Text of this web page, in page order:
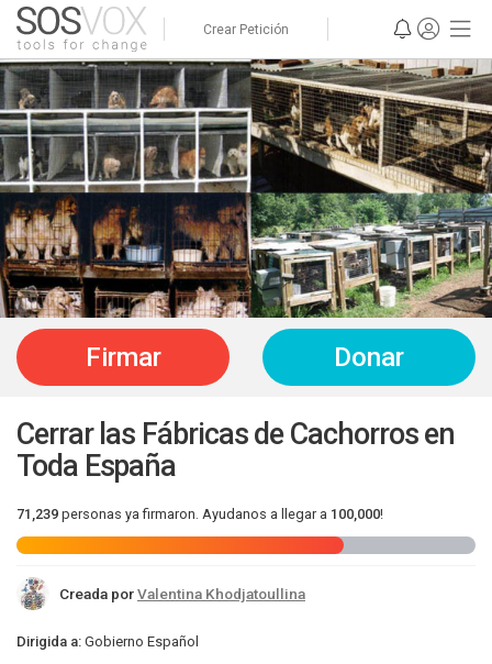
Crear Petición
Firmar Donar
Cerrar las Fábricas de Cachorros en
Toda España
71,239 personas ya firmaron. Ayudanos a llegar a 100,000!
Creada porValentina Khodjatoullina
Dirigida a: Gobierno Español